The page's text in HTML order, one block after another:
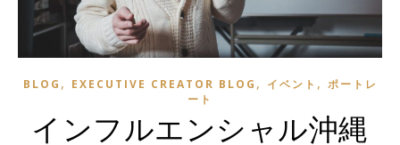
BLOG , EXECUTIVE CREATOR BLOG , イベント , ポートレ
ート
インフルエンシャル沖縄